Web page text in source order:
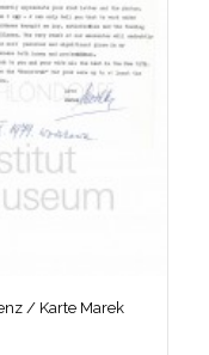
/ Karte Marek